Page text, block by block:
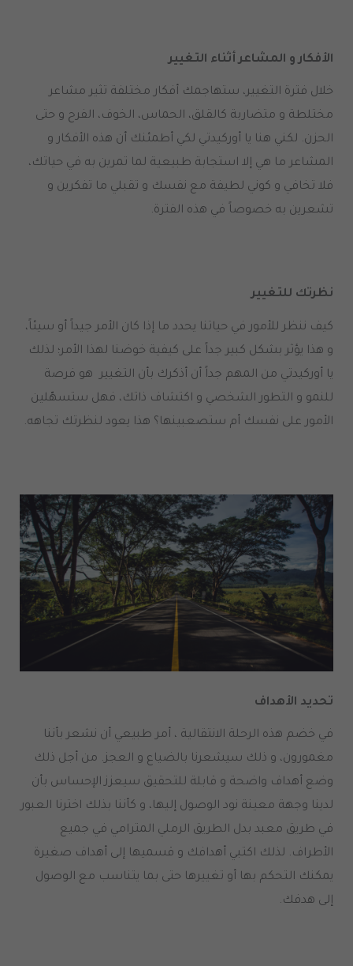
الأفكار و المشاعر أثناء التغيير
خلال فترة التغيير، ستهاجمك أفكار مختلفة تثير مشاعر
مختلطة و متضاربة كالقلق، الحماس، الخوف، الفرح و حتى
الحزن. لكني هنا يا أوركيدتي لكي أطمئنك أن هذه الأفكار و
المشاعر ما هي إلا استجابة طبيعية لما تمرين به في حياتك،
فلا تخافي و كوني لطيفة مع نفسك و تقبلي ما تفكرين و
تشعرين به خصوصاً في هذه الفترة.
نظرتك للتغيير
كيف ننظر للأمور في حياتنا يحدد ما إذا كان الأمر جيداً أو سيئاً،
و هذا يؤثر بشكل كبير جداً على كيفية خوضنا لهذا الأمر؛ لذلك
يا أوركيدتي من المهم جداً أن أذكرك بأن التغيير هو فرصة
للنمو و التطور الشخصي و اكتشاف ذاتك، فهل ستسهّلين
الأمور على نفسك أم ستصعبينها؟ هذا يعود لنظرتك تجاهه.
تحديد الأهداف
في خضم هذه الرحلة الانتقالية ، أمر طبيعي أن نشعر بأننا
مغمورون، و ذلك سيشعرنا بالضياع و العجز. من أجل ذلك
وضع أهداف واضحة و قابلة للتحقيق سيعزز الإحساس بأن
لدينا وجهة معينة نود الوصول إليها، و كأننا بذلك اخترنا العبور
في طريق معبد بدل الطريق الرملي المترامي في جميع
الأطراف. لذلك اكتبي أهدافك و قسميها إلى أهداف صغيرة
يمكنك التحكم بها أو تغييرها حتى بما يتناسب مع الوصول
إلى هدفك.